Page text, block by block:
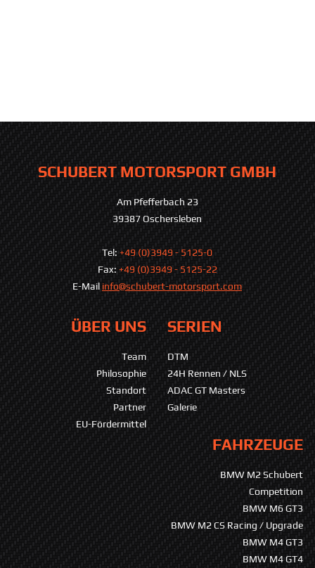
SCHUBERT MOTORSPORT GMBH
Am Pfefferbach 23
39387 Oschersleben
Tel: +49 (0)3949 - 5125-0
Fax: +49 (0)3949 - 5125-22
E-Mail info@schubert-motorsport.com
ÜBER UNS
Team
Philosophie
Standort
Partner
EU-Fördermittel
SERIEN
DTM
24H Rennen / NLS
ADAC GT Masters
Galerie
FAHRZEUGE
BMW M2 Schubert
Competition
BMW M6 GT3
BMW M2 CS Racing / Upgrade
BMW M4 GT3
BMW M4 GT4